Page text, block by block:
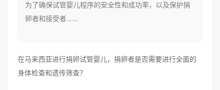
为了确保试管婴儿程序的安全性和成功率，以及保护捐
卵者和接受者……
在马来西亚进行捐卵试管婴儿，捐卵者是否需要进行全面的
身体检查和遗传筛查？